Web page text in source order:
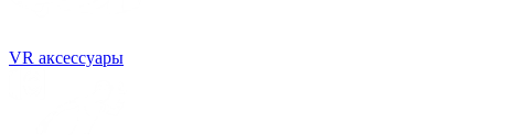
VR аксессуары